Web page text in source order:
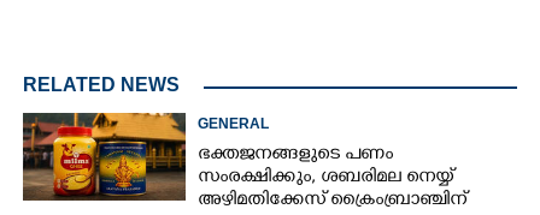
RELATED NEWS
GENERAL
ഭക്തജനങ്ങളുടെ പണം
സംരക്ഷിക്കും, ശബരിമല നെയ്യ്
അഴിമതിക്കേസ് ക്രൈംബ്രാഞ്ചിന്